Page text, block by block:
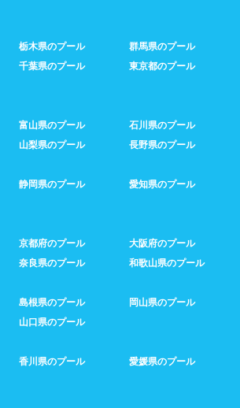
栃木県のプール
群馬県のプール
千葉県のプール
東京都のプール
富山県のプール
石川県のプール
山梨県のプール
長野県のプール
静岡県のプール
愛知県のプール
京都府のプール
大阪府のプール
奈良県のプール
和歌山県のプール
島根県のプール
岡山県のプール
山口県のプール
香川県のプール
愛媛県のプール